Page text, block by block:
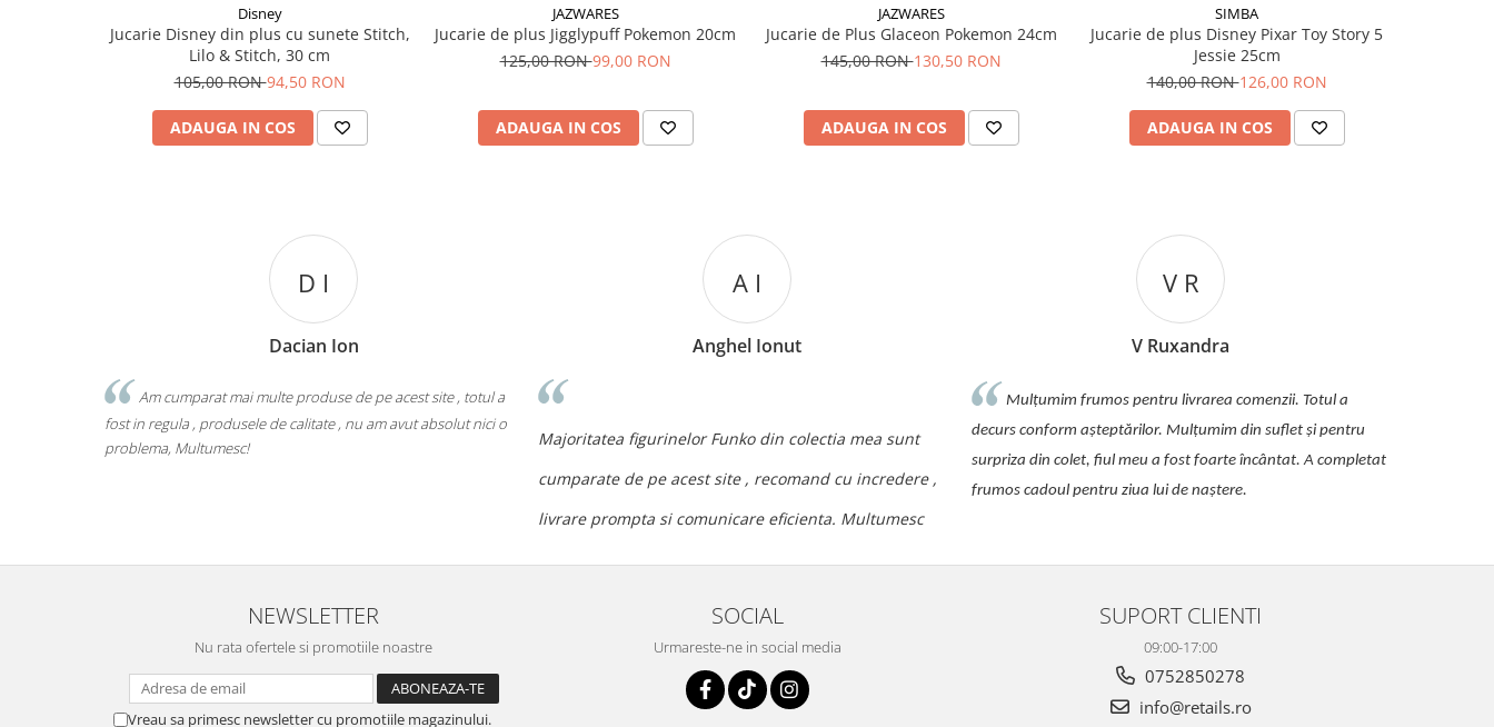
Disney
Jucarie Disney din plus cu sunete Stitch,
Lilo & Stitch, 30 cm
105,00 RON94,50 RON
ADAUGA IN COS
JAZWARES
Jucarie de plus Jigglypuff Pokemon 20cm
125,00 RON99,00 RON
ADAUGA IN COS
JAZWARES
Jucarie de Plus Glaceon Pokemon 24cm
145,00 RON130,50 RON
ADAUGA IN COS
SIMBA
Jucarie de plus Disney Pixar Toy Story 5
Jessie 25cm
140,00 RON126,00 RON
ADAUGA IN COS
D I
Dacian Ion
Am cumparat mai multe produse de pe acest site , totul a
fost in regula , produsele de calitate , nu am avut absolut nici o
problema, Multumesc!
A I
Anghel Ionut
Majoritatea figurinelor Funko din colectia mea sunt
cumparate de pe acest site , recomand cu incredere ,
livrare prompta si comunicare eficienta. Multumesc
V R
V Ruxandra
Mulțumim frumos pentru livrarea comenzii. Totul a
decurs conform așteptărilor. Mulțumim din suflet și pentru
surpriza din colet, fiul meu a fost foarte încântat. A completat
frumos cadoul pentru ziua lui de naștere.
NEWSLETTER
Nu rata ofertele si promotiile noastre
Vreau sa primesc newsletter cu promotiile magazinului.
SOCIAL
Urmareste-ne in social media
SUPORT CLIENTI
09:00-17:00
0752850278
info@retails.ro